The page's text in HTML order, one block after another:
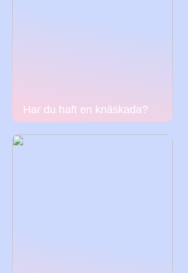
Har du haft en knäskada?